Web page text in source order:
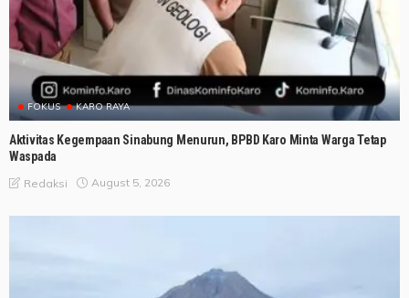
FOKUS KARO RAYA
Aktivitas Kegempaan Sinabung Menurun, BPBD Karo Minta Warga Tetap
Waspada
Redaksi August 5, 2026